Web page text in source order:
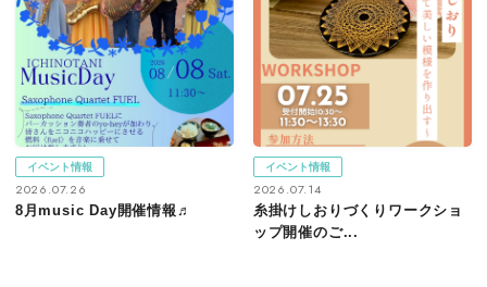
イベント情報
2026.07.26
8月music Day開催情報♬
イベント情報
2026.07.14
糸掛けしおりづくりワークショ
ップ開催のご...